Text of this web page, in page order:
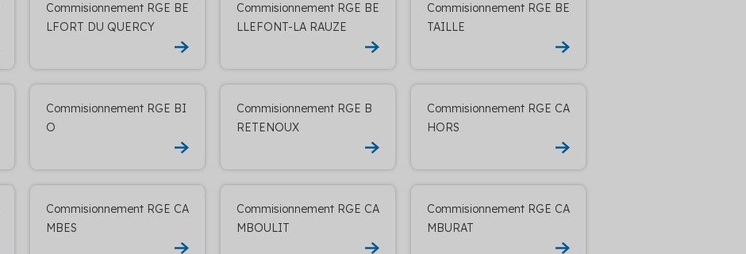
Commisionnement RGE BE
LFORT DU QUERCY
Commisionnement RGE BE
LLEFONT-LA RAUZE
Commisionnement RGE BE
TAILLE
Commisionnement RGE BI
O
Commisionnement RGE B
RETENOUX
Commisionnement RGE CA
HORS
Commisionnement RGE CA
MBES
Commisionnement RGE CA
MBOULIT
Commisionnement RGE CA
MBURAT